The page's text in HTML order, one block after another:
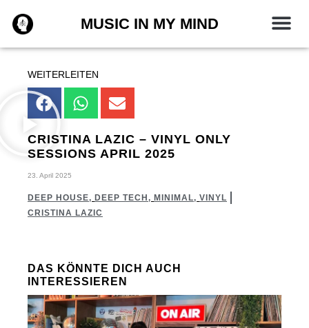
Inhalt
springen
MUSIC IN MY MIND
WEITERLEITEN
CRISTINA LAZIC – VINYL ONLY
SESSIONS APRIL 2025
23. April 2025
DEEP HOUSE, DEEP TECH , MINIMAL, VINYL
CRISTINA LAZIC
DAS KÖNNTE DICH AUCH
INTERESSIEREN